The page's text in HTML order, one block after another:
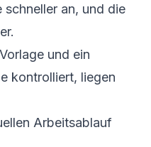
schneller an, und die
und ein
kontrolliert, liegen
Arbeitsablauf